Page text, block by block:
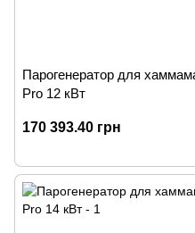
Парогенератор для
Pro 12 кВт
170 393.40 грн